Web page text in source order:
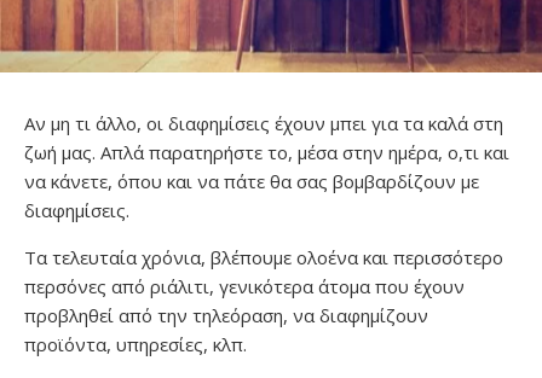
Αν μη τι άλλο, οι διαφημίσεις έχουν μπει για τα καλά στη
ζωή μας. Απλά παρατηρήστε το, μέσα στην ημέρα, ο,τι και
να κάνετε, όπου και να πάτε θα σας βομβαρδίζουν με
διαφημίσεις.
Τα τελευταία χρόνια, βλέπουμε ολοένα και περισσότερο
περσόνες από ριάλιτι, γενικότερα άτομα που έχουν
προβληθεί από την τηλεόραση, να διαφημίζουν
προϊόντα, υπηρεσίες, κλπ.